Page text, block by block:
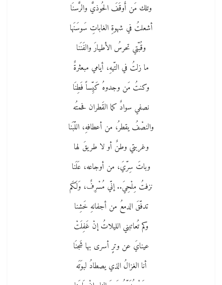
وتلك مَن أَوقَفَ الحُوذيَّ والرَّسنَا
أشعلتُ في شهوةِ الغاباتِ سَوسَنَها
وقُبّتي تحرسُ الأطيارَ والفَنَنا
ما زلتُ في التّيهِ، أيامي مبعثرةٌ
وكنتُ مَن وجدوهُ كَيِّساً فَطِنَا
نصفي سوادٌ كما القَطران فحمتُه
والنصْفُ يقطرُ، من أعطافهِ، اللّبَنا
وغربتي وطنٌ أو لا طريقَ لها
وباتَ سِرّيَ، من أوجاعه، عَلَنا
نزفتُ مِلْحِيَ.. إنّي مُسْرِفٌ، وَلَكَم
تدفّقَ الدمعُ من أجفانهِ خَشِنا
وكم تُعاتبني الليلاتُ إنْ غَفِلَتْ
عينايَ عن وترٍ أسرى بها شَجنَا
أنا الغزالُ الذي يصطادُ لبوَتَه